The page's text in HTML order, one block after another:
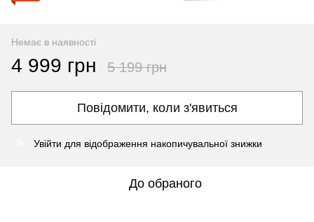
Немає в наявності
4 999 грн 5 199 грн
Повідомити, коли з'явиться
Увійти для відображення накопичувальної знижки
До обраного